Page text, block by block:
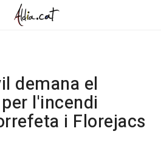
demana el
l'incendi
i Florejacs